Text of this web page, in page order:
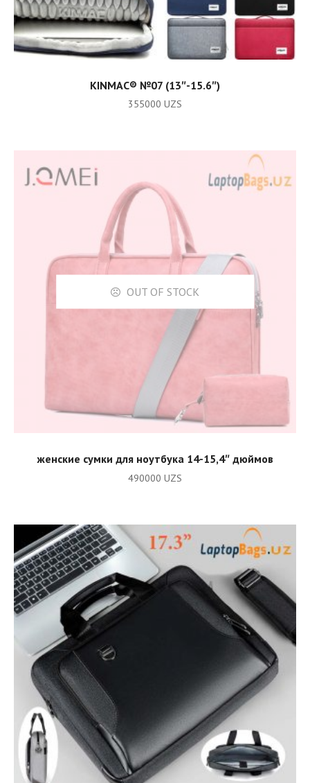
ADD TO CART
KINMAC® №07 (13″-15.6″)
355000 UZS
OUT OF STOCK
READ MORE
женские сумки для ноутбука 14-15,4″ дюймов
490000 UZS